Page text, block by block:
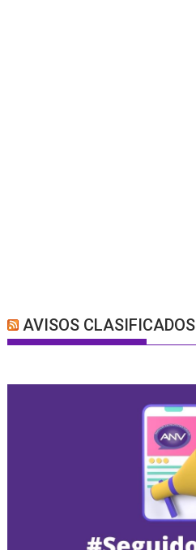
AVISOS CLASIFICADOS